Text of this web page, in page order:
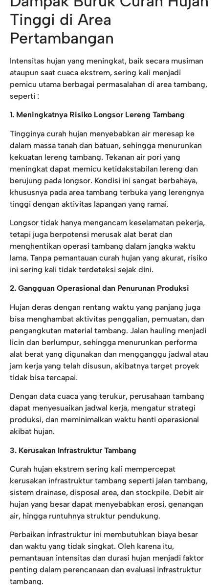
Tinggi di Area
Pertambangan
Intensitas hujan yang meningkat, baik secara musiman
ataupun saat cuaca ekstrem, sering kali menjadi
pemicu utama berbagai permasalahan di area tambang,
seperti :
1. Meningkatnya Risiko Longsor Lereng Tambang
Tingginya curah hujan menyebabkan air meresap ke
dalam massa tanah dan batuan, sehingga menurunkan
kekuatan lereng tambang. Tekanan air pori yang
meningkat dapat memicu ketidakstabilan lereng dan
berujung pada longsor. Kondisi ini sangat berbahaya,
khususnya pada area tambang terbuka yang lerengnya
tinggi dengan aktivitas lapangan yang ramai.
Longsor tidak hanya mengancam keselamatan pekerja,
tetapi juga berpotensi merusak alat berat dan
menghentikan operasi tambang dalam jangka waktu
lama. Tanpa pemantauan curah hujan yang akurat, risiko
ini sering kali tidak terdeteksi sejak dini.
2. Gangguan Operasional dan Penurunan Produksi
Hujan deras dengan rentang waktu yang panjang juga
bisa menghambat aktivitas penggalian, pemuatan, dan
pengangkutan material tambang. Jalan hauling menjadi
licin dan berlumpur, sehingga menurunkan performa
alat berat yang digunakan dan mengganggu jadwal atau
jam kerja yang telah disusun, akibatnya target proyek
tidak bisa tercapai.
Dengan data cuaca yang terukur, perusahaan tambang
dapat menyesuaikan jadwal kerja, mengatur strategi
produksi, dan meminimalkan waktu henti operasional
akibat hujan.
3. Kerusakan Infrastruktur Tambang
Curah hujan ekstrem sering kali mempercepat
kerusakan infrastruktur tambang seperti jalan tambang,
sistem drainase, disposal area, dan stockpile. Debit air
hujan yang besar dapat menyebabkan erosi, genangan
air, hingga runtuhnya struktur pendukung.
Perbaikan infrastruktur ini membutuhkan biaya besar
dan waktu yang tidak singkat. Oleh karena itu,
pemantauan intensitas dan durasi hujan menjadi faktor
penting dalam perencanaan dan evaluasi infrastruktur
tambang.